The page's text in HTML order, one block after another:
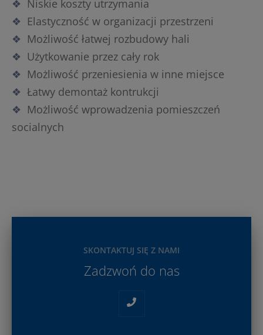
Niskie koszty utrzymania
Elastyczność w organizacji przestrzeni
Możliwość łatwej rozbudowy hali
Użytkowanie przez cały rok
Możliwość przeniesienia w inne miejsce
Łatwy demontaż kontrukcji
Możliwość wprowadzenia pomieszczeń
socialnych
SKONTAKTUJ SIĘ Z NAMI
Zadzwoń do nas